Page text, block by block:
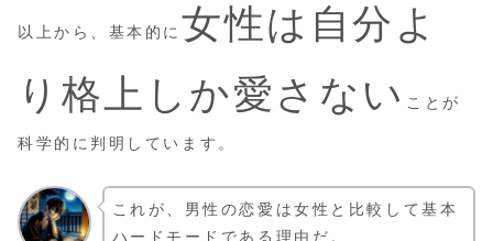
以上から、基本的に 女性は自分よ
り格上しか愛さない ことが
科学的に判明しています。
これが、男性の恋愛は女性と比較して基本
ハードモードである理由だ。